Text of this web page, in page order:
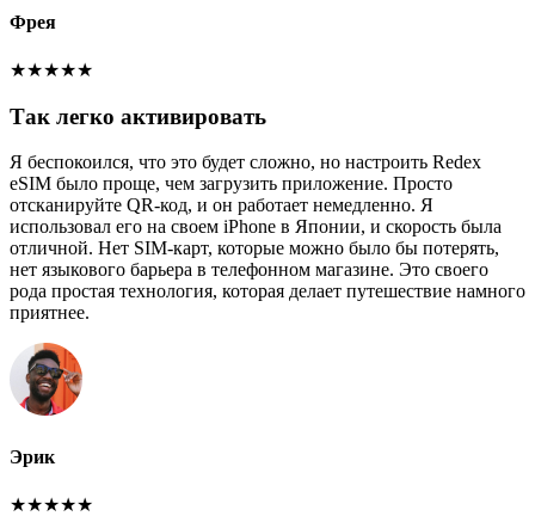
Фрея
★★★★★
Так легко активировать
Я беспокоился, что это будет сложно, но настроить Redex
eSIM было проще, чем загрузить приложение. Просто
отсканируйте QR-код, и он работает немедленно. Я
использовал его на своем iPhone в Японии, и скорость была
отличной. Нет SIM-карт, которые можно было бы потерять,
нет языкового барьера в телефонном магазине. Это своего
рода простая технология, которая делает путешествие намного
приятнее.
Эрик
★★★★★